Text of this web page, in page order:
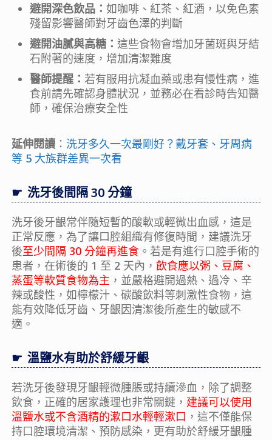
避開深色飲品：如咖啡、紅茶、紅酒，以免色素
殘留影響醫師對牙齒色澤的判斷
避開油膩與高糖：這些食物會增加牙菌斑與牙結
石附著的速度，增加清潔難度
醫師提醒： 若有服用抗凝血藥或患有慢性病，進
食前請先確認身體狀況，並務必在看診時告知醫
師，確保治療安全性
延伸閱讀 ： 洗牙多久一次最剛好？戴牙套、牙周病
等 5 大族群差異一次看
洗牙後間隔 30 分鐘
洗牙後牙齦常伴隨短暫的酸軟或輕微出血感，這是
正常反應，為了讓口腔組織有修復時間，建議洗牙
後至少間隔 30 分鐘再進食 。若是有進行口腔手術的
患者，在術後的 1 至 2 天內，飲食應以粥、豆腐、
蒸蛋等軟質食物為主 ，並嚴格避開過熱、過冷、辛
辣或酸性，如檸檬汁、碳酸飲料等刺激性食物，這
能有效降低牙齒、牙齦因清潔後所產生的敏感不
適。
溫鹽水有助於舒緩牙齦
若洗牙後發現牙齦輕微腫脹或持續滲血，除了調整
飲食，正確的居家護理也非常關鍵， 建議可以使用
溫鹽水或不含酒精的漱口水輕輕漱口 ，這不僅能保
持口腔環境清潔、預防感染，更有助於舒緩牙齦腫